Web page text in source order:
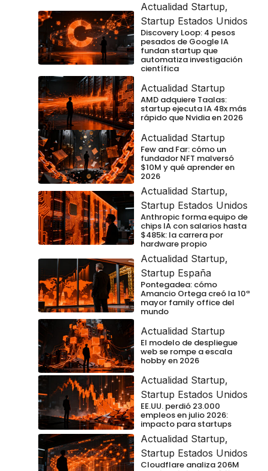
Actualidad Startup,
Startup Estados Unidos
Discovery Loop: 4 pesos
pesados de Google IA
fundan startup que
automatiza investigación
científica
Actualidad Startup
AMD adquiere Taalas:
startup ejecuta IA 48x más
rápido que Nvidia en 2026
Actualidad Startup
Few and Far: cómo un
fundador NFT malversó
$10M y qué aprender en
2026
Actualidad Startup,
Startup Estados Unidos
Anthropic forma equipo de
chips IA con salarios hasta
$485k: la carrera por
hardware propio
Actualidad Startup,
Startup España
Pontegadea: cómo
Amancio Ortega creó la 10ª
mayor family office del
mundo
Actualidad Startup
El modelo de despliegue
web se rompe a escala
hobby en 2026
Actualidad Startup,
Startup Estados Unidos
EE.UU. perdió 23.000
empleos en julio 2026:
impacto para startups
Actualidad Startup,
Startup Estados Unidos
Cloudflare analiza 206M